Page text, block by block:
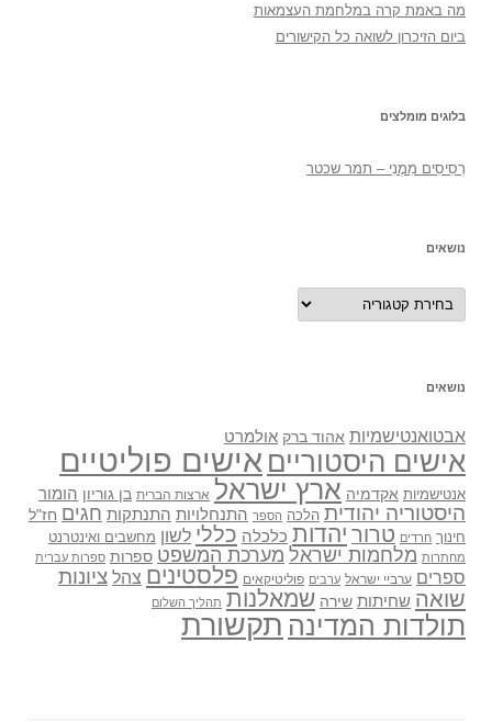
מה באמת קרה במלחמת העצמאות
ביום הזיכרון לשואה כל הקישורים
בלוגים מומלצים
רְסִיסִים מִמֶנִי – תמר שכטר
נושאים
נושאים
נושאים
אבטואנטישמיות אהוד ברק אולמרט
אישים היסטוריים אישים פוליטיים
אנטישמיות אקדמיה ארץ ישראל ארצות הברית בן גוריון הומור
היסטוריה יהודית הלכה הספר התנחלויות התנתקות חגים חז"ל
חינוך חרדים טרור יהדות כלכלה כללי לשון מחשבים ואינטרנט
מחתרות מלחמות ישראל מערכת המשפט ספרות ספרות עברית
ספרים ערביי ישראל ערבים פוליטיקאים פלסטינים צהל ציונות
שואה שחיתות שירה שמאלנות תהליך השלום
תולדות המדינה תקשורת